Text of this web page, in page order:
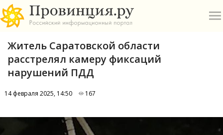
Житель Саратовской области
расстрелял камеру фиксаций
нарушений ПДД
14 февраля 2025, 14:50 167